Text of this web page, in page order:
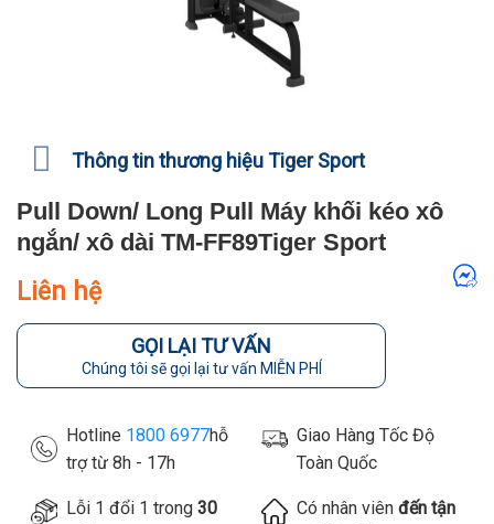
Thông tin thương hiệu Tiger Sport
Pull Down/ Long Pull Máy khối kéo xô
ngắn/ xô dài TM-FF89Tiger Sport
Liên hệ
GỌI LẠI TƯ VẤN
Chúng tôi sẽ gọi lại tư vấn MIỄN PHÍ
Hotline 1800 6977hỗ
trợ từ 8h - 17h
Giao Hàng Tốc Độ
Toàn Quốc
Lỗi 1 đổi 1 trong 30
Có nhân viên đến tận